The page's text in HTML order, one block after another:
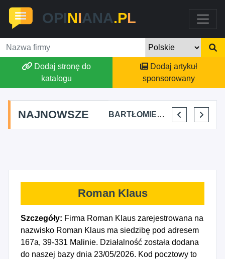
OPINIANA.PL
Dodaj stronę do
katalogu
Dodaj artykuł
sponsorowany
NAJNOWSZE
FJK-IT FILIP SZYMAŃSKI BARTŁOMIEJ DYLIK CLOUDY AFFAIRS INTERNATIONAL KRYSTIAN PISULA
Roman Klaus
Szczegóły: Firma Roman Klaus zarejestrowana na
nazwisko Roman Klaus ma siedzibę pod adresem
167a, 39-331 Malinie. Działalność została dodana
do naszej bazy dnia 23/05/2026. Kod pocztowy to